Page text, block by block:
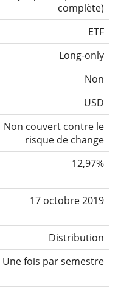
complète)
ETF
Long-only
Non
USD
Non couvert contre le
risque de change
12,97%
17 octobre 2019
Distribution
Une fois par semestre